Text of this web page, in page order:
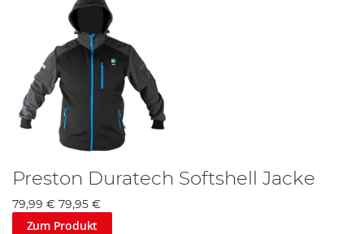
Preston Duratech Softshell Jacke
79,99 € 79,95 €
Zum Produkt